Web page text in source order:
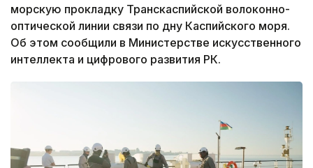
морскую прокладку Транскаспийской волоконно-
оптической линии связи по дну Каспийского моря.
Об этом сообщили в Министерстве искусственного
интеллекта и цифрового развития РК.